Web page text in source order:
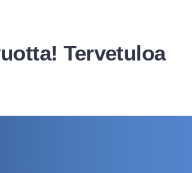
Tervetuloa